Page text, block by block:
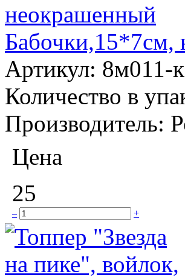
Бабочки,15*7см,
Артикул: 8м011-
Количество в
Производитель:
Цена
25
– +